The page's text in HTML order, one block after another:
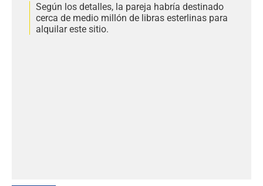
Según los detalles, la pareja habría destinado
cerca de medio millón de libras esterlinas para
alquilar este sitio.